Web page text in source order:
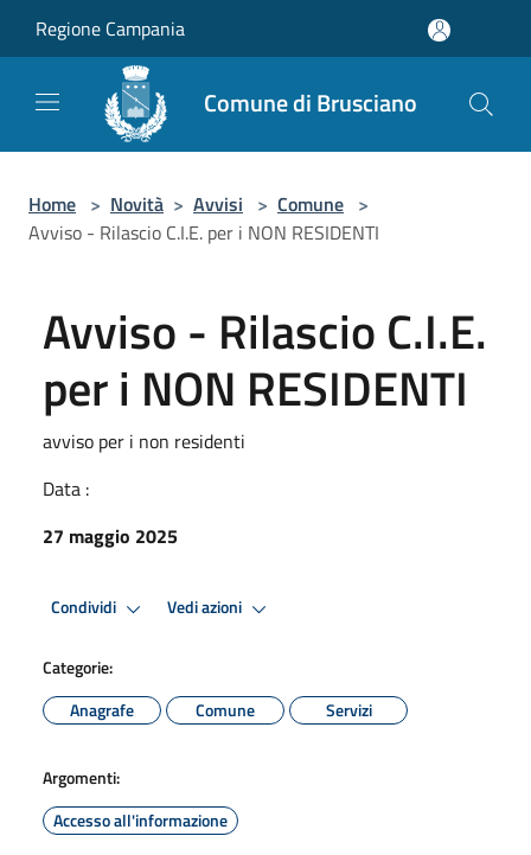
Regione Campania
Comune di Brusciano
Home > Novità > Avvisi > Comune >
Avviso - Rilascio C.I.E. per i NON RESIDENTI
Avviso - Rilascio C.I.E.
per i NON RESIDENTI
avviso per i non residenti
Data :
27 maggio 2025
Condividi Vedi azioni
Categorie:
Anagrafe
Comune Servizi
Argomenti:
Accesso all'informazione